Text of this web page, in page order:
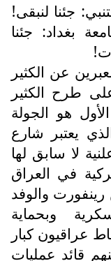
جئنا لنبقى!
بغداد: جئنا
عن الكثير
طرح الكثير
هو الجولة
يعتبر شارع
لا سابق لها
في العراق
والوفد
وبحماية
عراقيون كبار
قائد عمليات